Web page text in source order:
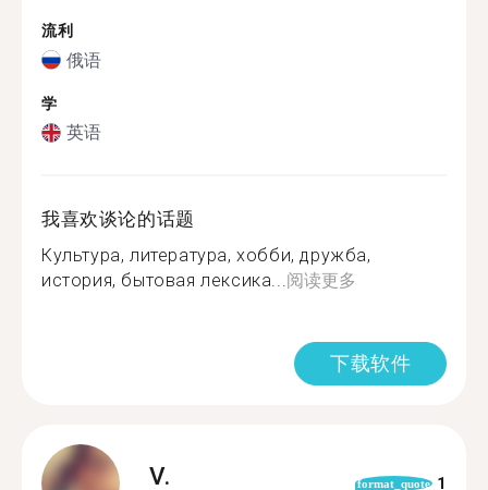
流利
俄语
学
英语
我喜欢谈论的话题
Культура, литература, хобби, дружба,
история, бытовая лексика...阅读更多
下载软件
V. format_quote 1